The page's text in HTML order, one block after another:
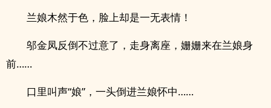
兰娘木然于色，脸上却是一无表情！
邬金凤反倒不过意了，走身离座，姗姗来在兰娘身
前……
口里叫声“娘”，一头倒进兰娘怀中……